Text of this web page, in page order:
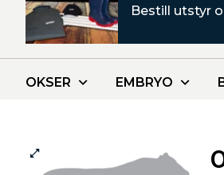
Bestill utstyr
OKSER EMBRYO